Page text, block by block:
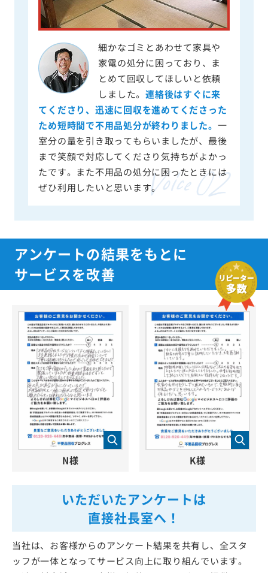
細かなゴミとあわせて家具や
家電の処分に困っており、ま
とめて回収してほしいと依頼
しました。連絡後はすぐに来
てくださり、迅速に回収を進めてくださった
ため短時間で不用品処分が終わりました。 一
室分の量を引き取ってもらいましたが、最後
まで笑顔で対応してくださり気持ちがよかっ
たです。また不用品の処分に困ったときには
ぜひ利用したいと思います。
アンケートの結果をもとに
サービスを改善
いただいたアンケートは
直接社長室へ！
当社は、お客様からのアンケート結果を共有し、全スタ
ッフが一体となってサービス向上に取り組んでいます。
N様 K様